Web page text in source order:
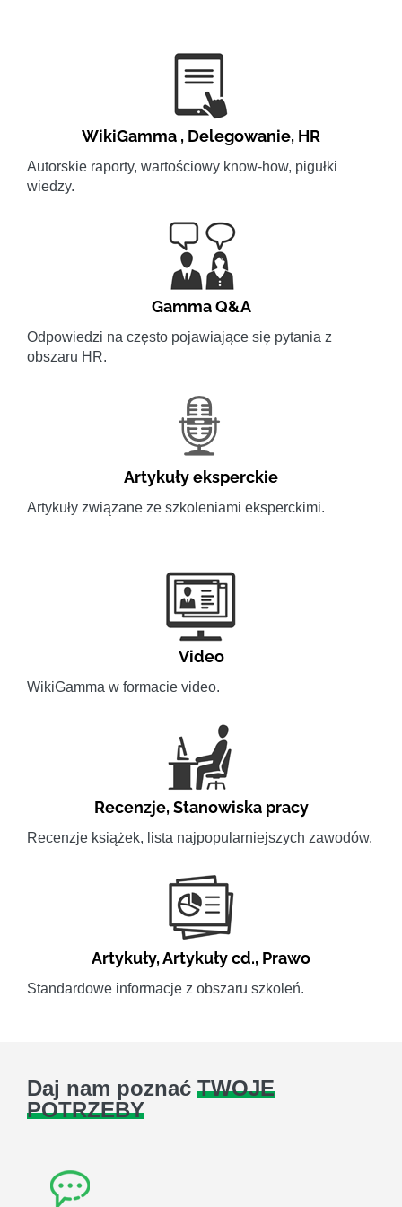
WikiGamma , Delegowanie, HR
Autorskie raporty, wartościowy know-how, pigułki
wiedzy.
Gamma Q&A
Odpowiedzi na często pojawiające się pytania z
obszaru HR.
Artykuły eksperckie
Artykuły związane ze szkoleniami eksperckimi.
Video
WikiGamma w formacie video.
Recenzje,Stanowiska pracy
Recenzje książek, lista najpopularniejszych zawodów.
Artykuły,Artykuły cd., Prawo
Standardowe informacje z obszaru szkoleń.
Daj nam poznać TWOJE
POTRZEBY